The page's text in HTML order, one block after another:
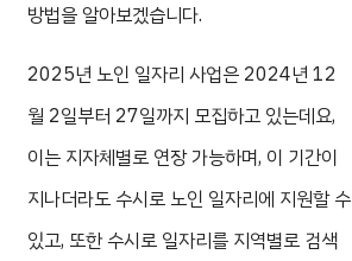
방법을 알아보겠습니다.
2025년 노인 일자리 사업은 2024년 12
월 2일부터 27일까지 모집하고 있는데요,
이는 지자체별로 연장 가능하며, 이 기간이
지나더라도 수시로 노인 일자리에 지원할 수
있고, 또한 수시로 일자리를 지역별로 검색